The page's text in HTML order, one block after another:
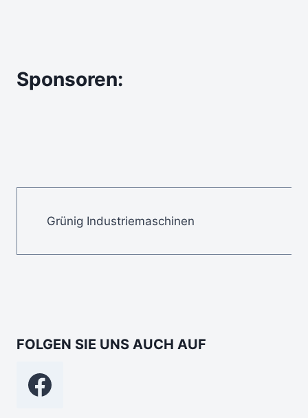
Sponsoren:
Grünig Industriemaschinen
FOLGEN SIE UNS AUCH AUF